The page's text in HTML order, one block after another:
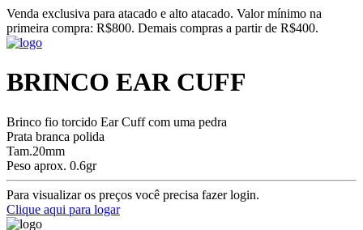
Venda exclusiva para atacado e alto atacado. Valor mínimo na
primeira compra: R$800. Demais compras a partir de R$400.
BRINCO EAR CUFF
Brinco fio torcido Ear Cuff com uma pedra
Prata branca polida
Tam.20mm
Peso aprox. 0.6gr
Para visualizar os preços você precisa fazer login.
Clique aqui para logar